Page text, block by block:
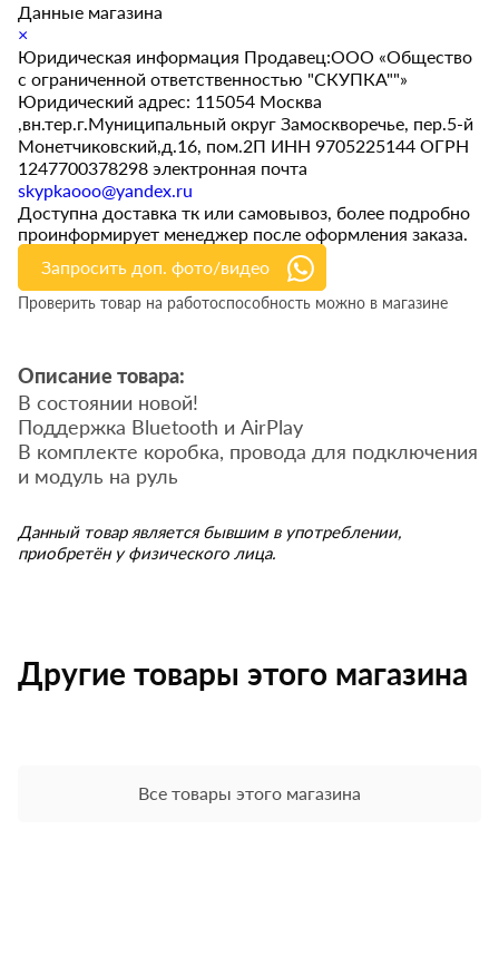
Данные магазина
×
Юридическая информация Продавец:ООО «Общество
с ограниченной ответственностью "СКУПКА""»
Юридический адрес: 115054 Москва
,вн.тер.г.Муниципальный округ Замоскворечье, пер.5-й
Монетчиковский,д.16, пом.2П ИНН 9705225144 ОГРН
1247700378298 электронная почта
skypkaooo@yandex.ru
Доступна доставка тк или самовывоз, более подробно
проинформирует менеджер после оформления заказа.
Запросить доп. фото/видео
Проверить товар на работоспособность можно в магазине
Описание товара:
В состоянии новой!
Поддержка Bluetooth и AirPlay
В комплекте коробка, провода для подключения
и модуль на руль
Данный товар является бывшим в употреблении,
приобретён у физического лица.
Другие товары этого магазина
Все товары этого магазина